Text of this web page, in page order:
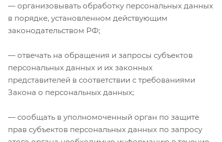
— организовывать обработку персональных данных
в порядке, установленном действующим
законодательством РФ;
— отвечать на обращения и запросы субъектов
персональных данных и их законных
представителей в соответствии с требованиями
Закона о персональных данных;
— сообщать в уполномоченный орган по защите
прав субъектов персональных данных по запросу